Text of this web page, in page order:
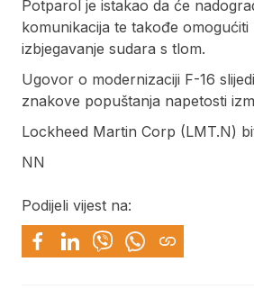
Potparol je istakao da će
komunikacija te takođe
izbjegavanje sudara s tlom.
Ugovor o modernizaciji F-16
znakove popuštanja napetosti
Lockheed Martin Corp (LMT.N)
NN
Podijeli vijest na: